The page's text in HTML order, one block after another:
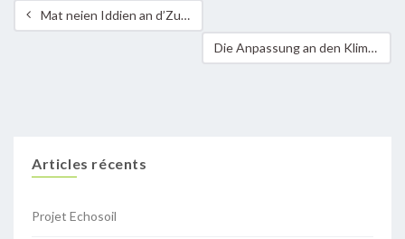
Mat neien Iddien an d’Zukunft
Die Anpassung an den Klimawandel – eine gemeinsame Herausforderung
Articles récents
Projet Echosoil